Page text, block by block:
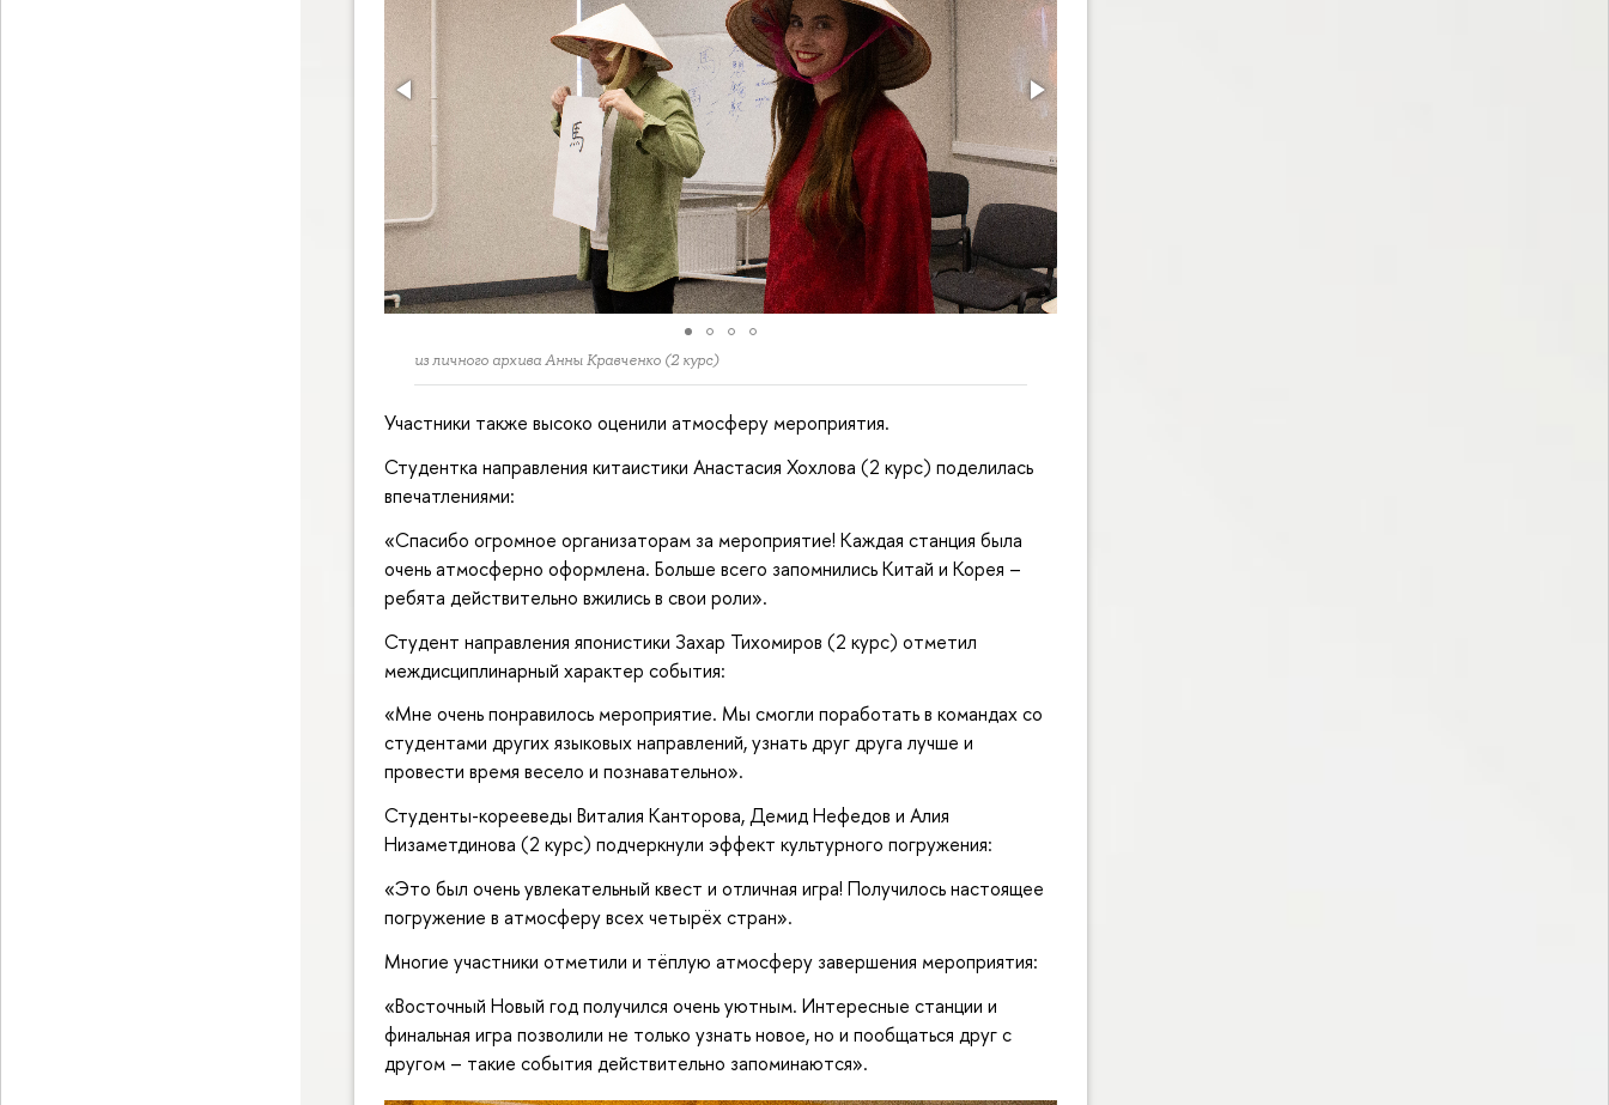
из личного архива Анны Кравченко (2 курс)
Участники также высоко оценили атмосферу мероприятия.
Студентка направления китаистики Анастасия Хохлова (2 курс) поделилась
впечатлениями:
«Спасибо огромное организаторам за мероприятие! Каждая станция была
очень атмосферно оформлена. Больше всего запомнились Китай и Корея –
ребята действительно вжились в свои роли».
Студент направления японистики Захар Тихомиров (2 курс) отметил
междисциплинарный характер события:
«Мне очень понравилось мероприятие. Мы смогли поработать в командах со
студентами других языковых направлений, узнать друг друга лучше и
провести время весело и познавательно».
Студенты-корееведы Виталия Канторова, Демид Нефедов и Алия
Низаметдинова (2 курс) подчеркнули эффект культурного погружения:
«Это был очень увлекательный квест и отличная игра! Получилось настоящее
погружение в атмосферу всех четырёх стран».
Многие участники отметили и тёплую атмосферу завершения мероприятия:
«Восточный Новый год получился очень уютным. Интересные станции и
финальная игра позволили не только узнать новое, но и пообщаться друг с
другом – такие события действительно запоминаются».